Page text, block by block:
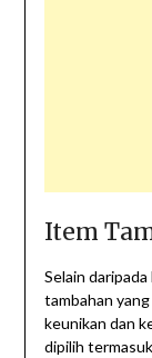
Item
Selain
tambahan
keunikan dan
dipilih